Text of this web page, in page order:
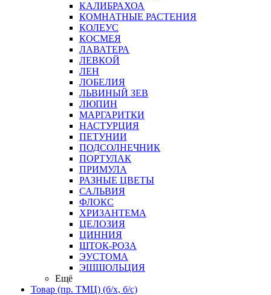
КАЛИБРАХОА
КОМНАТНЫЕ РАСТЕНИЯ
КОЛЕУС
КОСМЕЯ
ЛАВАТЕРА
ЛЕВКОЙ
ЛЕН
ЛОБЕЛИЯ
ЛЬВИНЫЙ ЗЕВ
ЛЮПИН
МАРГАРИТКИ
НАСТУРЦИЯ
ПЕТУНИИ
ПОДСОЛНЕЧНИК
ПОРТУЛАК
ПРИМУЛА
РАЗНЫЕ ЦВЕТЫ
САЛЬВИЯ
ФЛОКС
ХРИЗАНТЕМА
ЦЕЛОЗИЯ
ЦИННИЯ
ШТОК-РОЗА
ЭУСТОМА
ЭШШОЛЬЦИЯ
Ещё
Товар (пр. ТМЦ) (б/х, б/с)